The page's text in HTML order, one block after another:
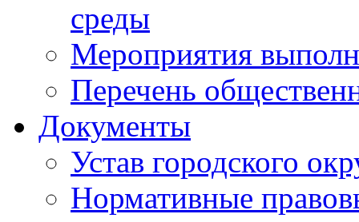
среды
Мероприятия
Перечень
Документы
Устав городского
Нормативные